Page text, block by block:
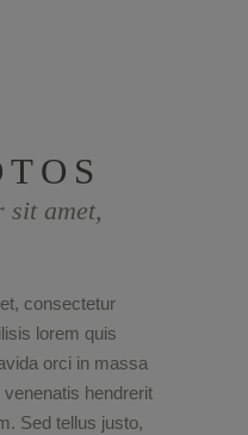
sit amet,
consectetur
lorem quis
orci in massa
hendrerit
Sed tellus justo,